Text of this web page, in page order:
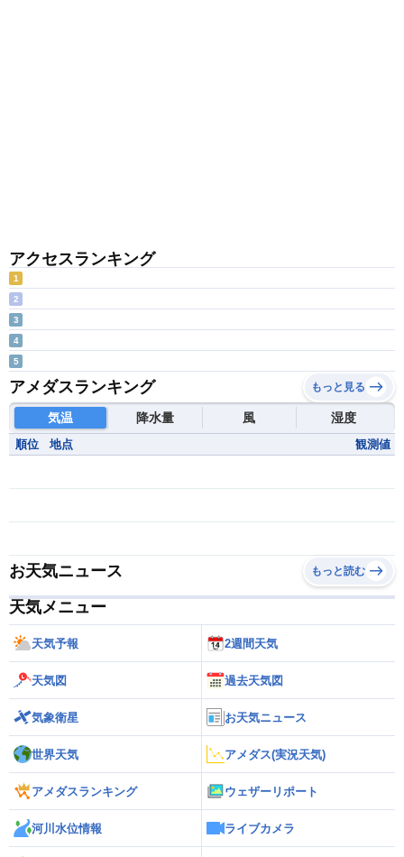
アクセスランキング
1
2
3
4
5
アメダスランキング もっと見る
気温 降水量 風 湿度
順位 地点 観測値
お天気ニュース もっと読む
天気メニュー
天気予報 2週間天気
天気図 過去天気図
気象衛星 お天気ニュース
世界天気 アメダス(実況天気)
アメダスランキング ウェザーリポート
河川水位情報 ライブカメラ